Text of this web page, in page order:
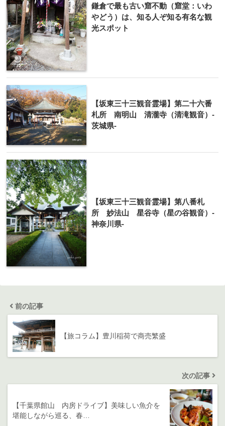
鎌倉で最も古い窟不動（窟堂：いわ
やどう）は、知る人ぞ知る有名な観
光スポット
【坂東三十三観音霊場】第二十六番
札所 南明山 清瀧寺（清滝観音）-
茨城県-
【坂東三十三観音霊場】第八番札
所 妙法山 星谷寺（星の谷観音）-
神奈川県-
前の記事
【旅コラム】豊川稲荷で商売繁盛
次の記事
【千葉県館山 内房ドライブ】美味しい魚介を
堪能しながら巡る、春…